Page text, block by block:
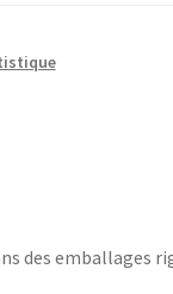
des emballages